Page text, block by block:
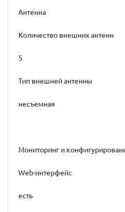
Антенна
Количество внешних антенн
5
Тип внешней антенны
несъемная
Мониторинг и
Web-интерфейс
есть